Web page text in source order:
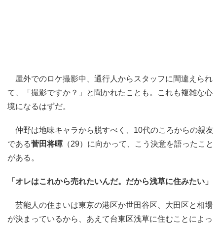
屋外でのロケ撮影中、通行人からスタッフに間違えられ
て、「撮影ですか？」と聞かれたことも。これも複雑な心
境になるはずだ。
仲野は地味キャラから脱すべく、10代のころからの親友
である菅田将暉 （29）に向かって、こう決意を語ったこと
がある。
「オレはこれから売れたいんだ。だから浅草に住みたい」
芸能人の住まいは東京の港区か世田谷区、大田区と相場
が決まっているから、あえて台東区浅草に住むことによっ